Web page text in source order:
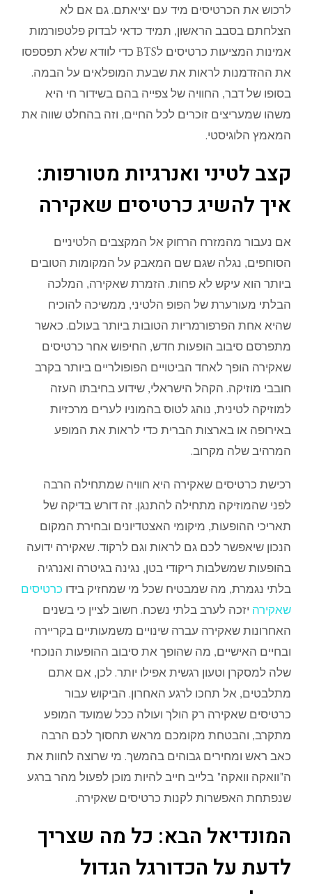
לרכוש את הכרטיסים מיד עם יציאתם. גם אם לא
הצלחתם בסבב הראשון, תמיד כדאי לבדוק פלטפורמות
אמינות המציעות כרטיסים לBTS כדי לוודא שלא תפספסו
את ההזדמנות לראות את שבעת המופלאים על הבמה.
בסופו של דבר, החוויה של צפייה בהם בשידור חי היא
משהו שמעריצים זוכרים לכל החיים, וזה בהחלט שווה את
המאמץ הלוגיסטי.
קצב לטיני ואנרגיות מטורפות:
איך להשיג כרטיסים שאקירה
אם נעבור מהמזרח הרחוק אל המקצבים הלטיניים
הסוחפים, נגלה שגם שם המאבק על המקומות הטובים
ביותר הוא עיקש לא פחות. הזמרת שאקירה, המלכה
הבלתי מעורערת של הפופ הלטיני, ממשיכה להוכיח
שהיא אחת הפרפורמריות הטובות ביותר בעולם. כאשר
מתפרסם סיבוב הופעות חדש, החיפוש אחר כרטיסים
שאקירה הופך לאחד הביטויים הפופולריים ביותר בקרב
חובבי מוזיקה. הקהל הישראלי, שידוע בחיבתו העזה
למוזיקה לטינית, נוהג לטוס בהמוניו לערים מרכזיות
באירופה או בארצות הברית כדי לראות את המופע
המרהיב שלה מקרוב.
רכישת כרטיסים שאקירה היא חוויה שמתחילה הרבה
לפני שהמוזיקה מתחילה להתנגן. זה דורש בדיקה של
תאריכי ההופעות, מיקומי האצטדיונים ובחירת המקום
הנכון שיאפשר לכם גם לראות וגם לרקוד. שאקירה ידועה
בהופעות שמשלבות ריקודי בטן, נגינה בגיטרה ואנרגיה
בלתי נגמרת, מה שמבטיח שכל מי שמחזיק בידו כרטיסים
שאקירה יזכה לערב בלתי נשכח. חשוב לציין כי בשנים
האחרונות שאקירה עברה שינויים משמעותיים בקריירה
ובחיים האישיים, מה שהופך את סיבוב ההופעות הנוכחי
שלה למסקרן וטעון רגשית אפילו יותר. לכן, אם אתם
מתלבטים, אל תחכו לרגע האחרון. הביקוש עבור
כרטיסים שאקירה רק הולך ועולה ככל שמועד המופע
מתקרב, והבטחת מקומכם מראש תחסוך לכם הרבה
כאב ראש ומחירים גבוהים בהמשך. מי שרוצה לחוות את
ה"וואקה וואקה" בלייב חייב להיות מוכן לפעול מהר ברגע
שנפתחת האפשרות לקנות כרטיסים שאקירה.
המונדיאל הבא: כל מה שצריך
לדעת על הכדורגל הגדול